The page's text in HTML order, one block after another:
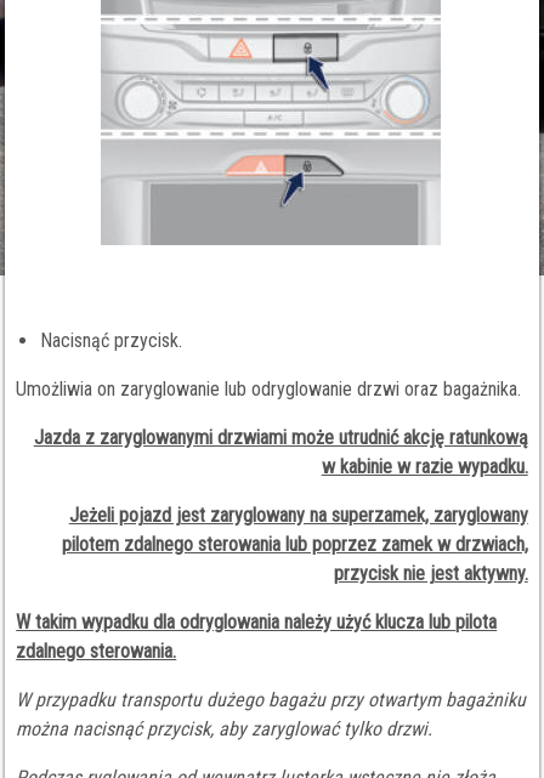
Nacisnąć przycisk.
Umożliwia on zaryglowanie lub odryglowanie drzwi oraz bagażnika.
Jazda z zaryglowanymi drzwiami może utrudnić akcję ratunkową
w kabinie w razie wypadku.
Jeżeli pojazd jest zaryglowany na superzamek, zaryglowany
pilotem zdalnego sterowania lub poprzez zamek w drzwiach,
przycisk nie jest aktywny.
W takim wypadku dla odryglowania należy użyć klucza lub pilota
zdalnego sterowania.
W przypadku transportu dużego bagażu przy otwartym bagażniku
można nacisnąć przycisk, aby zaryglować tylko drzwi.